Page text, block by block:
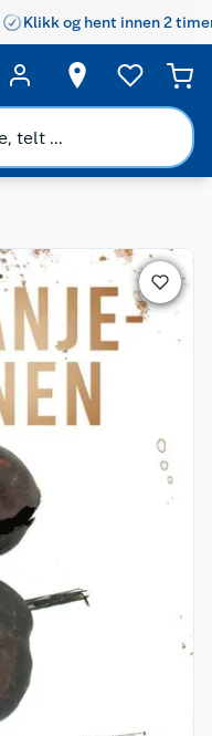
Klikk og hent innen 2